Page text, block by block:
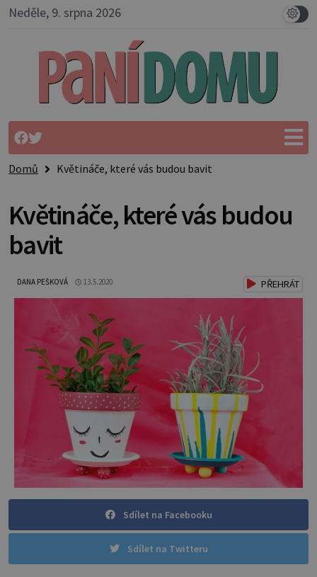
Neděle, 9. srpna 2026
Domů Květináče, které vás budou bavit
Květináče, které vás budou
bavit
DANA PEŠKOVÁ 13.5.2020 PŘEHRÁT
Sdílet na Facebooku
Sdílet na Twitteru